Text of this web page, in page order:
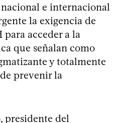
e internacional
la exigencia de
para acceder a la
que señalan como
y totalmente
prevenir la
presidente del